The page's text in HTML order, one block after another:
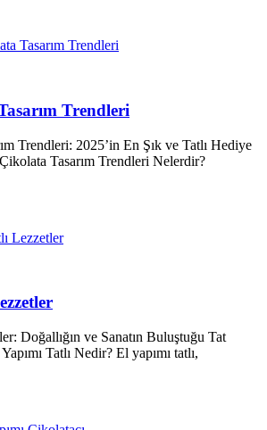
Trendleri
Trendleri: 2025’in En Şık ve Tatlı Hediye
Tasarım Trendleri Nelerdir?
Doğallığın ve Sanatın Buluştuğu Tat
Tatlı Nedir? El yapımı tatlı,